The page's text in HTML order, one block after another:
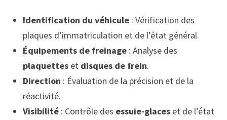
Identification du véhicule: Vérification des
plaques d’immatriculation et de l’état général.
Équipements de freinage: Analyse des
plaquetteset disques de frein.
Direction : Évaluation de la précision et de la
réactivité.
Visibilité: Contrôle des essuie-glaceset de l’état